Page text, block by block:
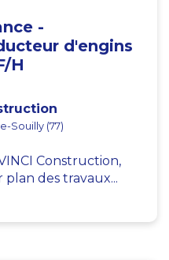
-
d'engins
H
Souilly (77)
Construction,
des travaux...